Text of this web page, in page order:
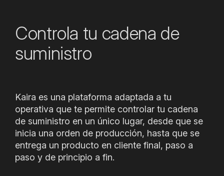
Controla tu cadena de
suministro
Kaira es una plataforma adaptada a tu
operativa que te permite controlar tu cadena
de suministro en un único lugar, desde que se
inicia una orden de producción, hasta que se
entrega un producto en cliente final, paso a
paso y de principio a fin.